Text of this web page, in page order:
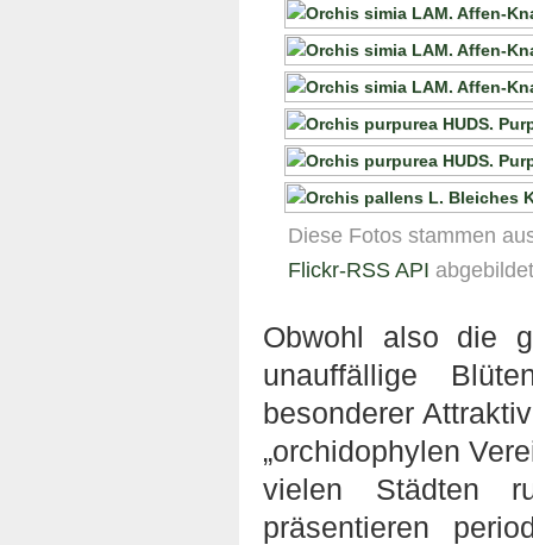
Diese Fotos stammen
Flickr-RSS API
Obwohl also die
unauffällige
besonderer
„orchidophylen
vielen Städten
präsentieren